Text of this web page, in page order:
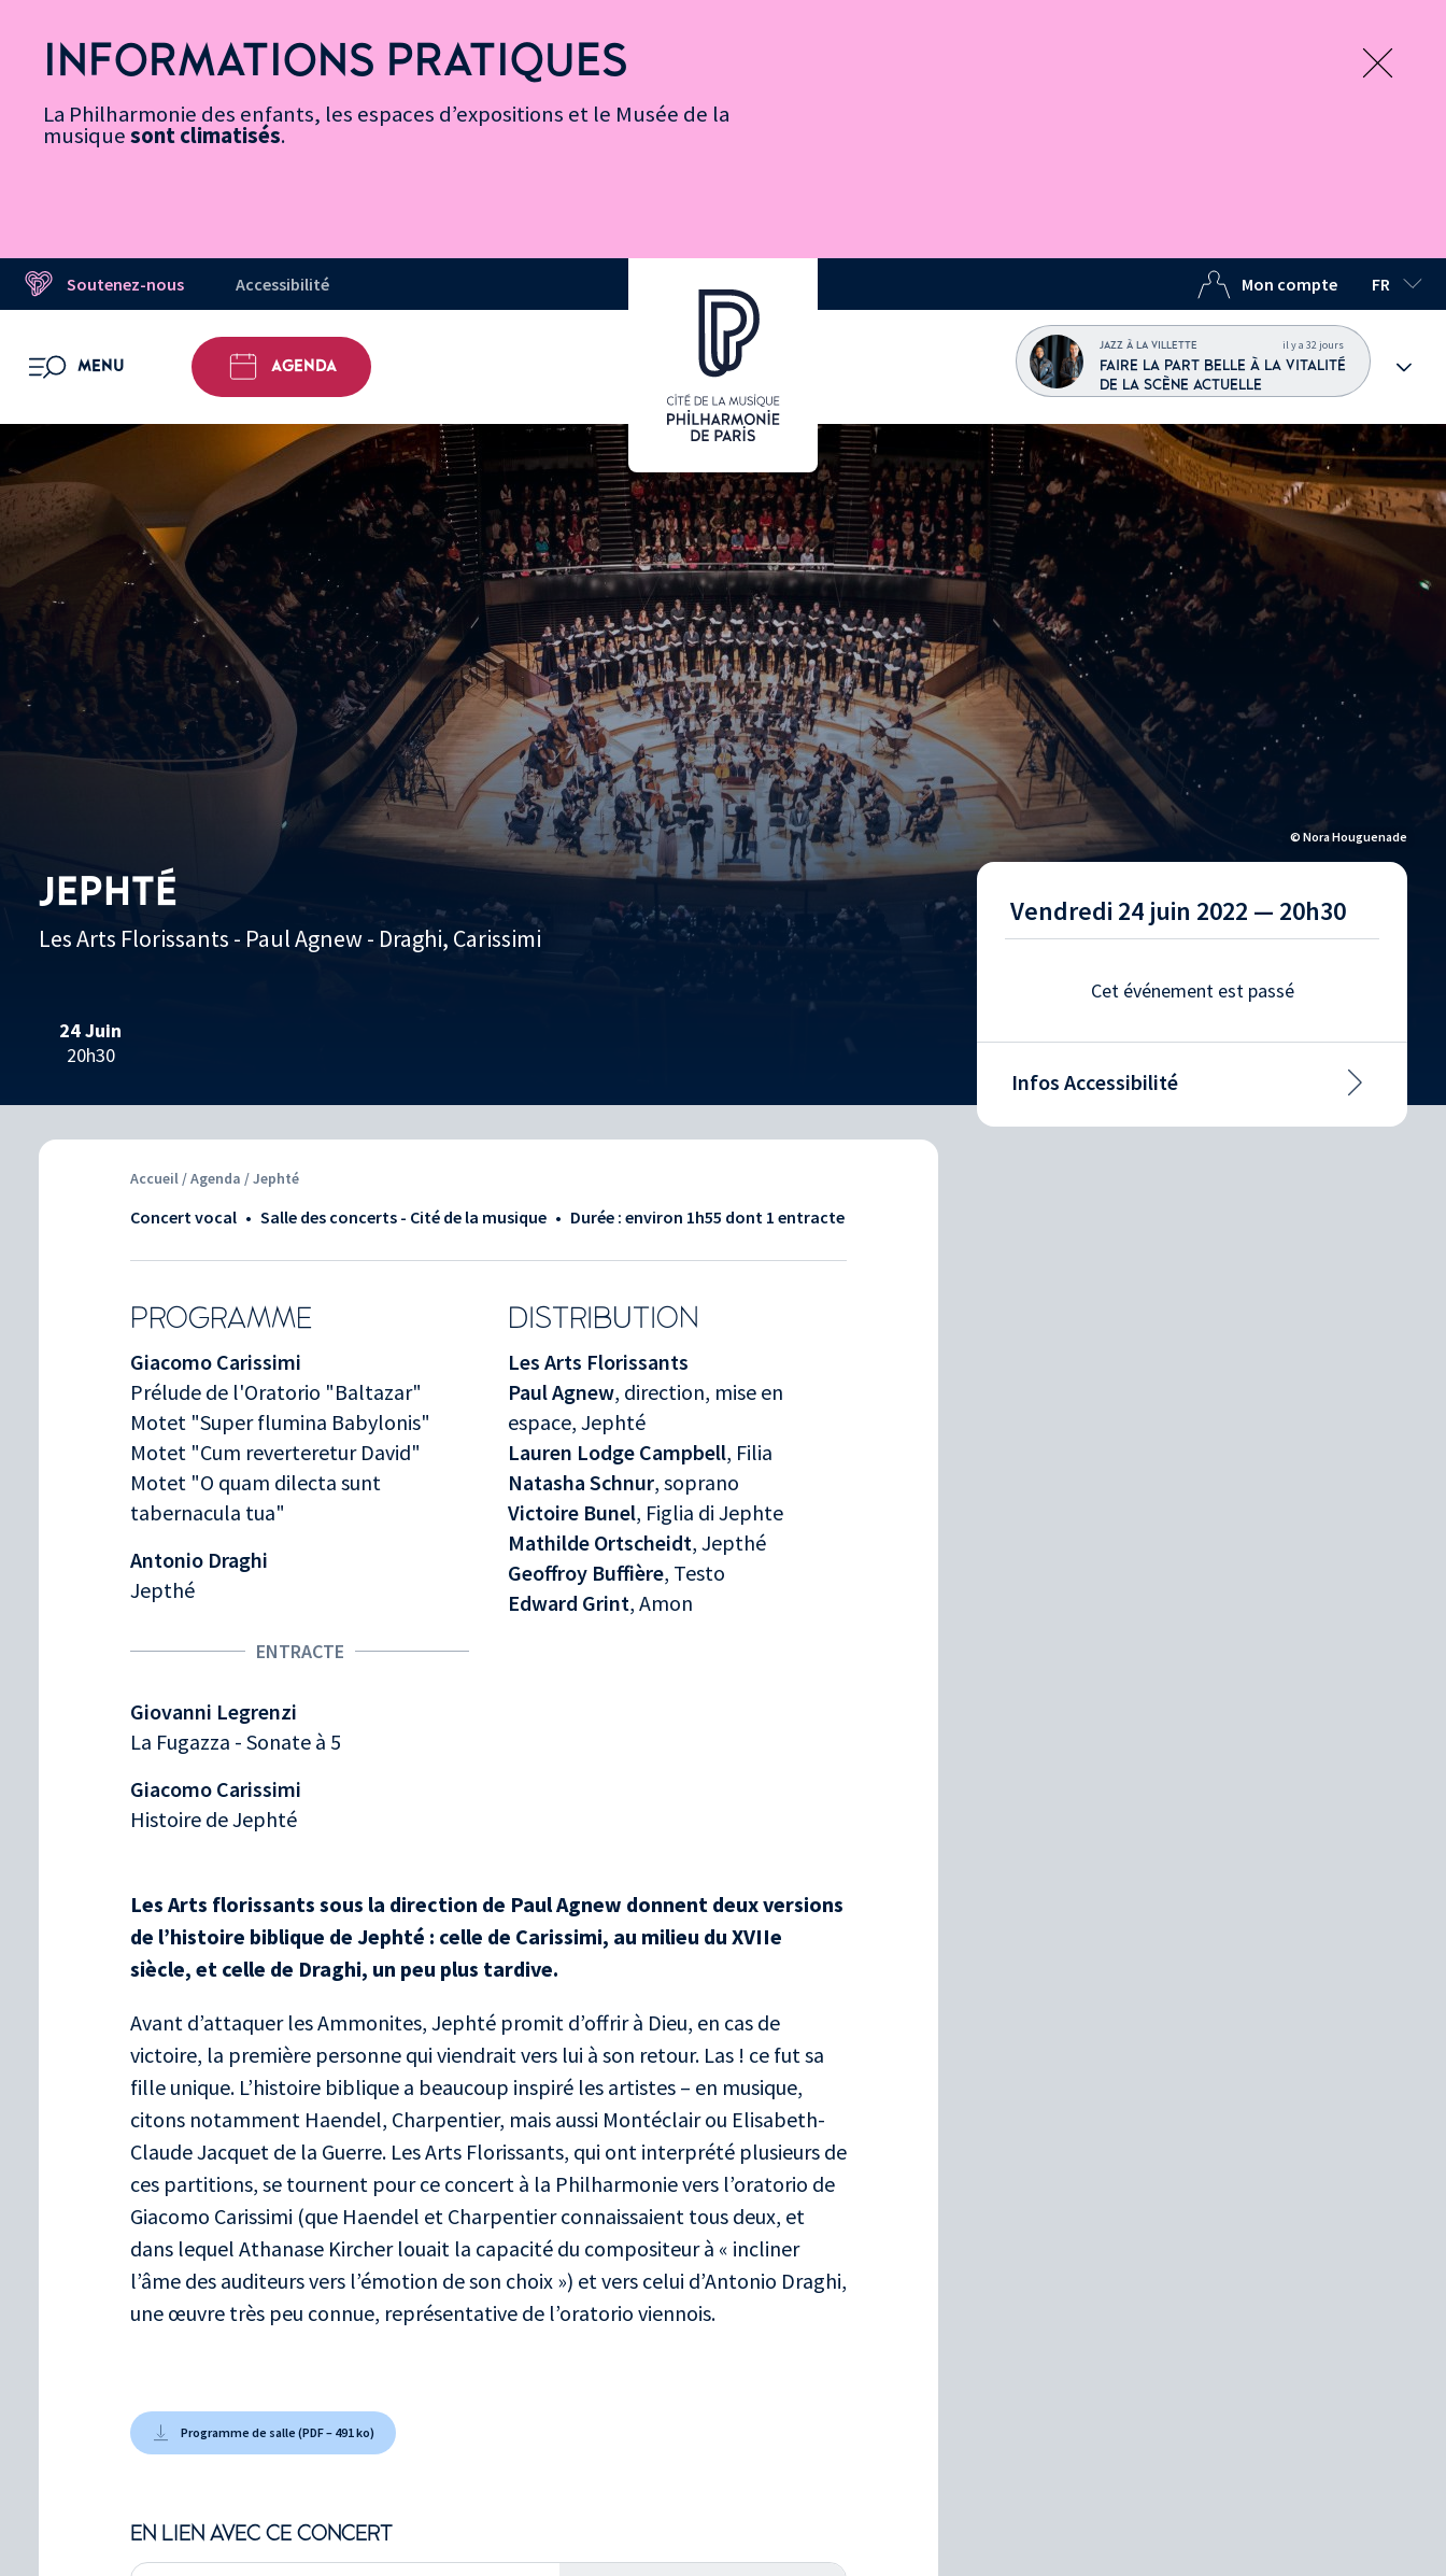
Accessibilité
rapides
contenuMessage d’information
INFORMATIONS PRATIQUES
La Philharmonie des enfants, les espaces d’expositions et le Musée de la
musiquesont climatisés.
Soutenez-nous Accessibilité Mon compte FR
LANGUE
MENU
OUVRIR LE MENU AGENDA
JAZZ À LA VILLETTE il y a 32 jours
FAIRE LA PART BELLE À LA VITALITÉ
DE LA SCÈNE ACTUELLE
© Nora Houguenade
JEPHTÉ
Les Arts Florissants - Paul Agnew - Draghi, Carissimi
24 Juin
20h30
Accueil /Agenda / Jephté
Concert vocal • Salle des concerts - Cité de la musique • Durée : environ 1h55 dont 1 entracte
PROGRAMME DISTRIBUTION
Giacomo Carissimi
Prélude de l'Oratorio "Baltazar"
Motet "Super flumina Babylonis"
Motet "Cum reverteretur David"
Motet "O quam dilecta sunt
tabernacula tua"
Antonio Draghi
Jepthé
ENTRACTE
Giovanni Legrenzi
La Fugazza - Sonate à 5
Giacomo Carissimi
Histoire de Jephté
Les Arts Florissants
Paul Agnew, direction, mise en
espace, Jephté
Lauren Lodge Campbell, Filia
Natasha Schnur, soprano
Victoire Bunel, Figlia di Jephte
Mathilde Ortscheidt, Jepthé
Geoffroy Buffière, Testo
Edward Grint, Amon
Les Arts florissants sous la direction de Paul Agnew donnent deux versions
de l’histoire biblique de Jephté : celle de Carissimi, au milieu du XVIIe
siècle, et celle de Draghi, un peu plus tardive.
Avant d’attaquer les Ammonites, Jephté promit d’offrir à Dieu, en cas de
victoire, la première personne qui viendrait vers lui à son retour. Las ! ce fut sa
fille unique. L’histoire biblique a beaucoup inspiré les artistes – en musique,
citons notamment Haendel, Charpentier, mais aussi Montéclair ou Elisabeth-
Claude Jacquet de la Guerre. Les Arts Florissants, qui ont interprété plusieurs de
ces partitions, se tournent pour ce concert à la Philharmonie vers l’oratorio de
Giacomo Carissimi (que Haendel et Charpentier connaissaient tous deux, et
dans lequel Athanase Kircher louait la capacité du compositeur à « incliner
l’âme des auditeurs vers l’émotion de son choix ») et vers celui d’Antonio Draghi,
une œuvre très peu connue, représentative de l’oratorio viennois.
Programme de salle (PDF – 491 ko)
EN LIEN AVEC CE CONCERT
Vendredi 24 juin 2022 — 20h30
Cet événement est passé
Infos Accessibilité